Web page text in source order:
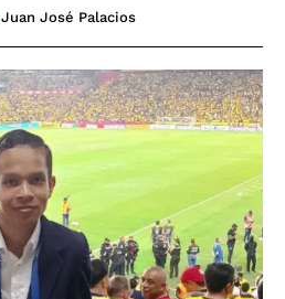
Juan José Palacios